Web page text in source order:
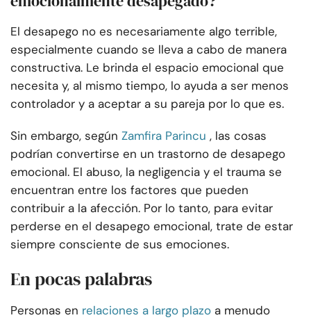
El desapego no es necesariamente algo terrible,
especialmente cuando se lleva a cabo de manera
constructiva. Le brinda el espacio emocional que
necesita y, al mismo tiempo, lo ayuda a ser menos
controlador y a aceptar a su pareja por lo que es.
Sin embargo, según Zamfira Parincu , las cosas
podrían convertirse en un trastorno de desapego
emocional. El abuso, la negligencia y el trauma se
encuentran entre los factores que pueden
contribuir a la afección. Por lo tanto, para evitar
perderse en el desapego emocional, trate de estar
siempre consciente de sus emociones.
En pocas palabras
Personas en relaciones a largo plazo a menudo